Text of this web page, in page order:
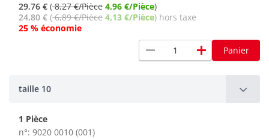
29,76 € (8,27 €/Pièce 4,96 €/Pièce)
24,80 € (6,89 €/Pièce 4,13 €/Pièce) hors taxe
25 % économie
remove add Panier
taille 10
1 Pièce
n°: 9020 0010 (001)